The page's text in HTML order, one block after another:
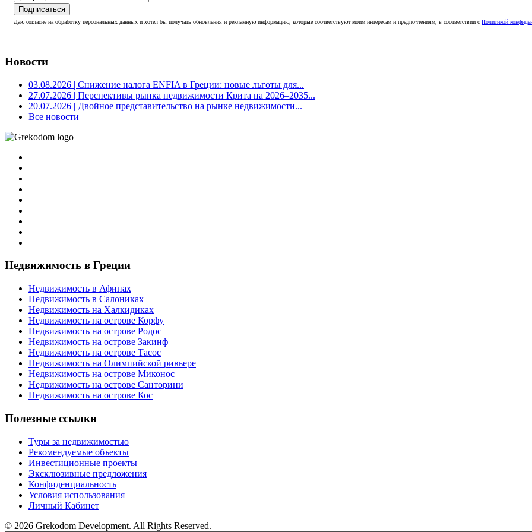
Подписаться
Даю согласие на обработку персональных данных и хотел бы получать обновления и рекламную информацию, которые соответствуют моим интересам и предпочтениям, в соответствии с Политикой
Новости
03.08.2026 | Снижение налога ENFIA в Греции: новые льготы для...
27.07.2026 | Перспективы рынка недвижимости Крита на 2026–2035...
20.07.2026 | Двойное представительство на рынке недвижимости...
Все новости
Недвижимость в Греции
Недвижимость в Афинах
Недвижимость в Салониках
Недвижимость на Халкидиках
Недвижимость на острове Корфу
Недвижимость на острове Родос
Недвижимость на острове Закинф
Недвижимость на острове Тасос
Недвижимость на Олимпийской ривьере
Недвижимость на острове Миконос
Недвижимость на острове Санторини
Недвижимость на острове Кос
Полезные ссылки
Туры за недвижимостью
Рекомендуемые объекты
Инвестиционные проекты
Эксклюзивные предложения
Конфиденциальность
Условия использования
Личный Кабинет
© 2026 Grekodom Development. All Rights Reserved.